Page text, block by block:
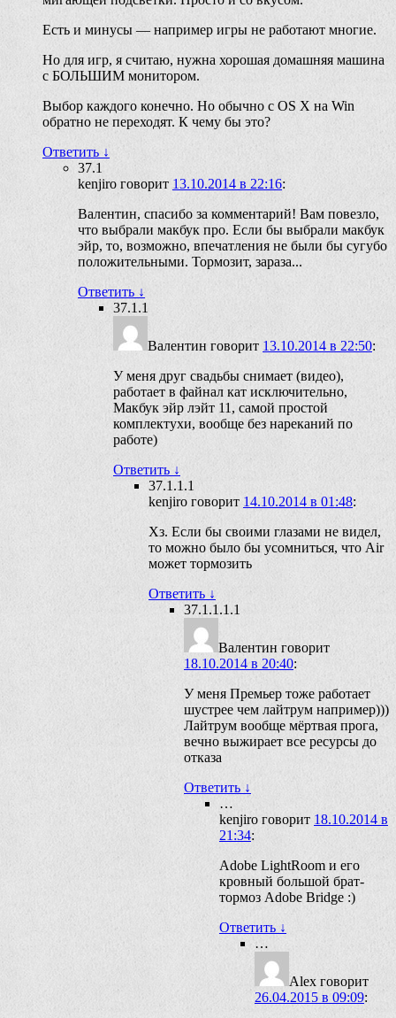
Есть и минусы — например игры не работают многие.
Но для игр, я считаю, нужна хорошая домашняя машина
с БОЛЬШИМ монитором.
Выбор каждого конечно. Но обычно с OS X на Win
обратно не переходят. К чему бы это?
Ответить ↓
37.1
kenjiro говорит 13.10.2014 в 22:16:
Валентин, спасибо за комментарий! Вам повезло,
что выбрали макбук про. Если бы выбрали макбук
эйр, то, возможно, впечатления не были бы сугубо
положительными. Тормозит, зараза...
Ответить ↓
37.1.1
Валентин говорит 13.10.2014 в 22:50:
У меня друг свадьбы снимает (видео),
работает в файнал кат исключительно,
Макбук эйр лэйт 11, самой простой
комплектухи, вообще без нареканий по
работе)
Ответить ↓
37.1.1.1
kenjiro говорит 14.10.2014 в 01:48:
Хз. Если бы своими глазами не видел,
то можно было бы усомниться, что Air
может тормозить
Ответить ↓
37.1.1.1.1
Валентин говорит
18.10.2014 в 20:40:
У меня Премьер тоже работает
шустрее чем лайтрум например)))
Лайтрум вообще мёртвая прога,
вечно выжирает все ресурсы до
отказа
Ответить ↓
…
kenjiro говорит 18.10.2014 в
21:34:
Adobe LightRoom и его
кровный большой брат-
тормоз Adobe Bridge :)
Ответить ↓
…
Alex говорит
26.04.2015 в 09:09: